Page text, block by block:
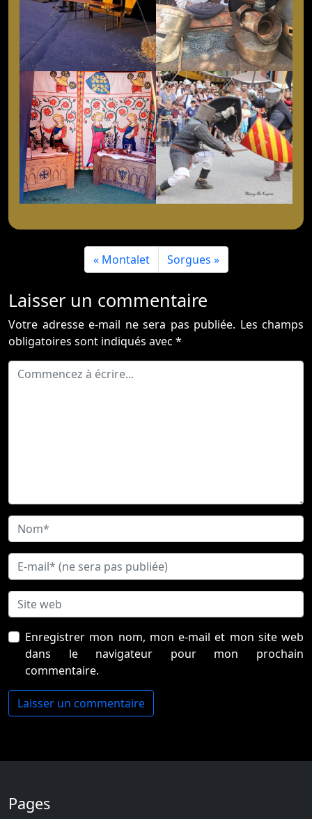
Montalet Sorgues
Laisser un commentaire
Votre adresse e-mail ne sera pas publiée. Les champs
obligatoires sont indiqués avec *
Enregistrer mon nom, mon e-mail et mon site web
dans le navigateur pour mon prochain
commentaire.
Pages